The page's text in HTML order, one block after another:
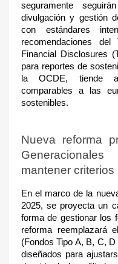
seguramente
divulgación y gestión
con estándares
recomendaciones
Financial Disclosures
para reportes de
la OCDE, tiende
comparables a las
sostenibles.
Nueva reforma
mantener criterios
En el marco de la
2025, se proyecta un
forma de gestionar los
reforma reemplazará
(Fondos Tipo A, B, C,
diseñados para